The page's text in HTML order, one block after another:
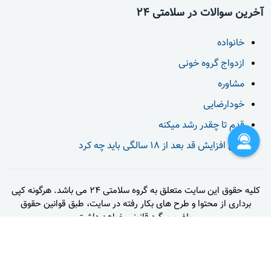
اس یا ای ال اس شده باشم که نورولوژیست گفتن ک صد
درصد رد میکنن احتمال این دو تا رو.مشکل از کجاست
دکتر رضا غیاثوند
سلام در اثر رژیم غلط شما دچار نوروپاتی محیطی شده اید
که البته ویتامین B12 کمکتون می کنه ولی حتما به مدت
یک ماه روزی دو عدد ویتامین B1 با دوز ۳۰۰ میلی گرم
آخرین سوالات در سلامتی 24
خانواده
ازدواج گروه خونی
مشاوره
خودارضایی
قدم تا چقدر رشد میکنه
برای افزایش قد بعد از 18 سالگی باید چه کرد
کلیه حقوق این سایت متعلق به گروه سلامتی 24 می باشد. هرگونه کپی
برداری از محتوا و طرح های بکار رفته در سایت، طبق قوانین حقوق
مولفین پیگرد قانونی خواهد داشت.